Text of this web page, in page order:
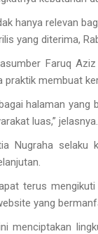
hanya relevan
yang diterima,
Faruq
praktik membuat
halaman
luas,” jelasnya.
Nugraha selaku
terus
yang
menciptakan